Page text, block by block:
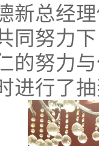
新总经
同努力
的努力
进行了